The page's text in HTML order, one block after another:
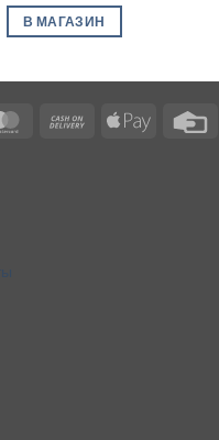
В МАГАЗИН
MasterCardCash
Apple